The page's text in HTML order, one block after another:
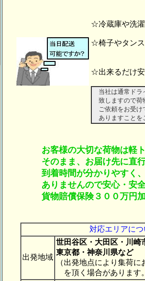
早く
☆冷蔵庫や洗濯
☆椅子やタン
家具を
☆出来るだけ安
当社は通常ドラ
致しますので
ご依頼をお
ありますこ
お客様の大切な荷物は軽
そのまま、お届け先に直
到着時間が分かりやすく
ありませんので安心・安全
貨物賠償保険３００万円加
対応エリアにつ
出発地域
世田谷区・大田区・川崎
東京都・神奈川県など
（出発地点により集荷
を頂く場合があります